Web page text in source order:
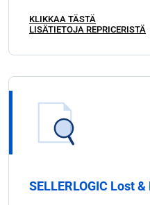
KLIKKAA TÄSTÄ
LISÄTIETOJA REPRICERISTÄ
SELLERLOGIC Lost